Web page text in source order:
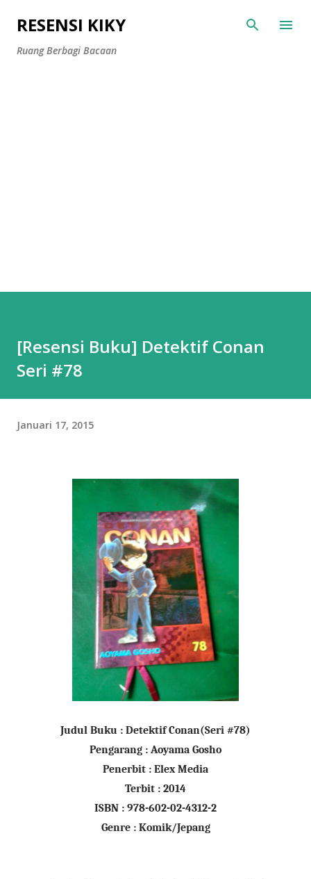
Langsung ke konten utama
RESENSI KIKY
Ruang Berbagi Bacaan
[Resensi Buku] Detektif Conan
Seri #78
Januari 17, 2015
Judul Buku : Detektif Conan(Seri #78)
Pengarang : Aoyama Gosho
Penerbit : Elex Media
Terbit : 2014
ISBN : 978-602-02-4312-2
Genre : Komik/Jepang